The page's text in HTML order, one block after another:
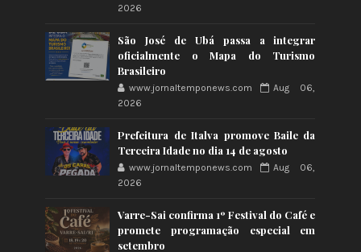
2026
São José de Ubá passa a integrar
oficialmente o Mapa do Turismo
Brasileiro
www.jornaltemponews.com
Aug 06,
2026
Prefeitura de Italva promove Baile da
Terceira Idade no dia 14 de agosto
www.jornaltemponews.com
Aug 06,
2026
Varre-Sai confirma 1º Festival do Café e
promete programação especial em
setembro